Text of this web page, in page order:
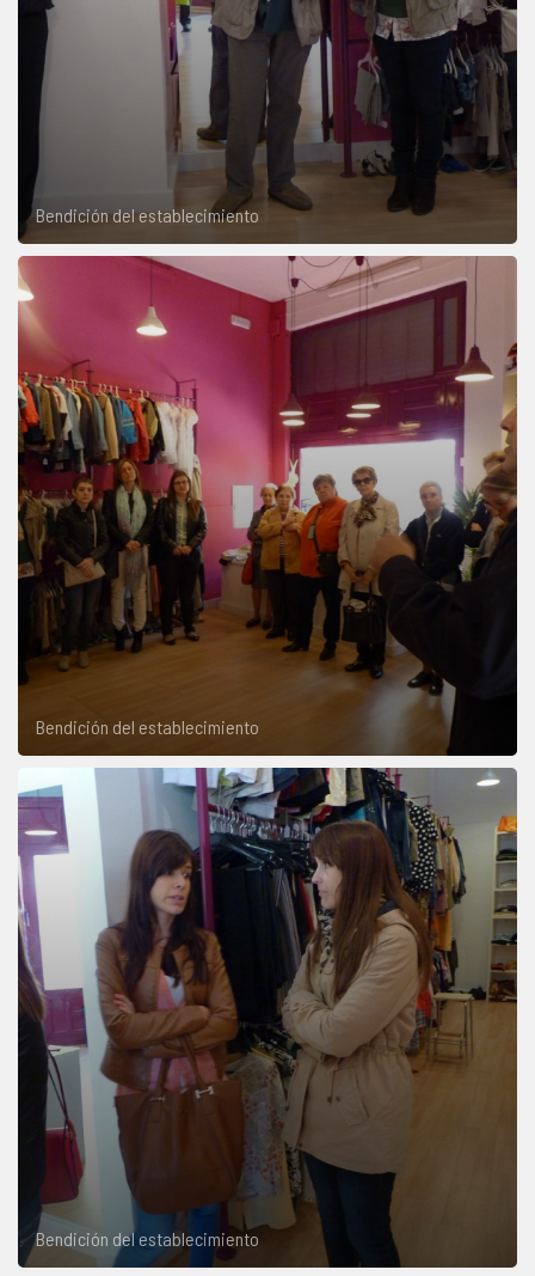
Bendición del establecimiento
Bendición del establecimiento
Bendición del establecimiento